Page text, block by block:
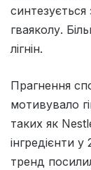
гваяколу.
лігнін.
Прагнення
мотивувало
таких як
інгредієнти
тренд